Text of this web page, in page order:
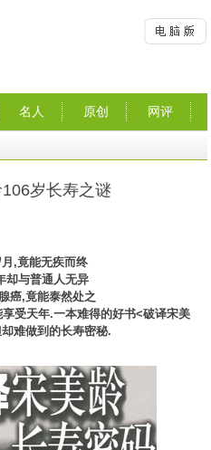
名人 原创 网评
岁长寿之谜
,竟能无疾而终
与普通人无异
,竟能泰然处之
受天年.一本难得的好书<破译宋美
难做到的长寿密秘.